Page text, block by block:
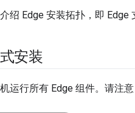
绍 Edge 安装拓扑，即 Edge
安装
运行所有 Edge 组件。请注